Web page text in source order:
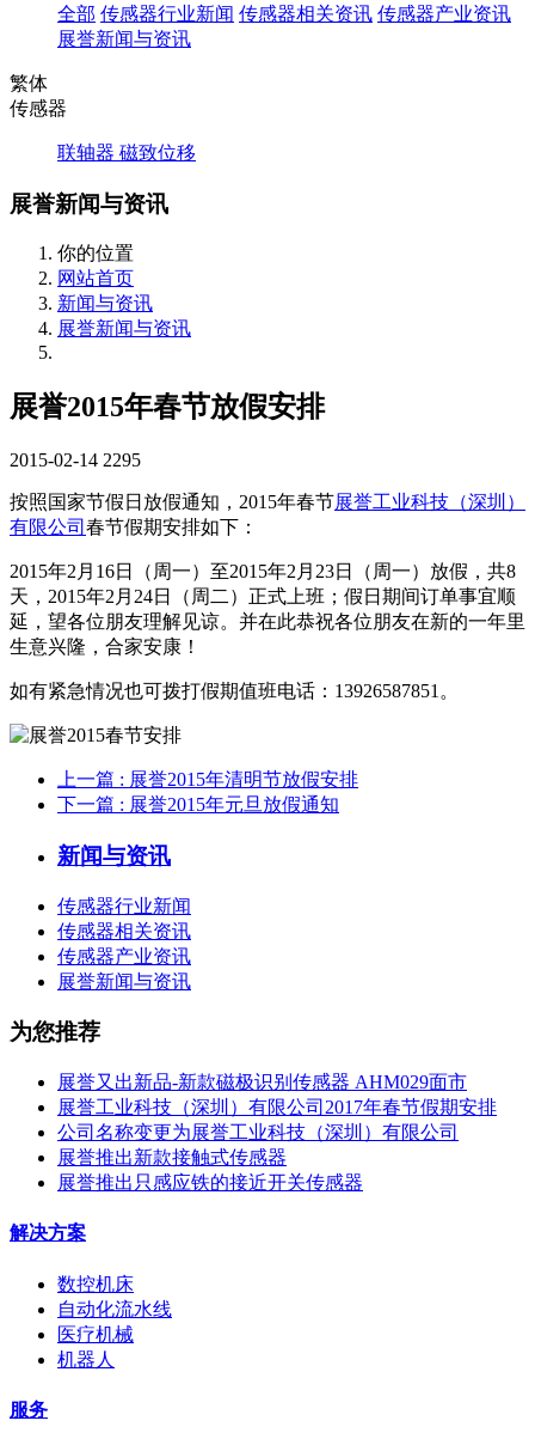
全部 传感器行业新闻 传感器相关资讯 传感器产业资讯
展誉新闻与资讯
繁体
传感器
联轴器 磁致位移
展誉新闻与资讯
你的位置
网站首页
新闻与资讯
展誉新闻与资讯
展誉2015年春节放假安排
2015-02-14 2295
按照国家节假日放假通知，2015年春节展誉工业科技（深圳）
有限公司 春节假期安排如下：
2015年2月16日（周一）至2015年2月23日（周一）放假，共8
天，2015年2月24日（周二）正式上班；假日期间订单事宜顺
延，望各位朋友理解见谅。并在此恭祝各位朋友在新的一年里
生意兴隆，合家安康！
如有紧急情况也可拨打假期值班电话：13926587851。
上一篇 : 展誉2015年清明节放假安排
下一篇 : 展誉2015年元旦放假通知
新闻与资讯
传感器行业新闻
传感器相关资讯
传感器产业资讯
展誉新闻与资讯
为您推荐
展誉又出新品-新款磁极识别传感器 AHM029面市
展誉工业科技（深圳）有限公司2017年春节假期安排
公司名称变更为展誉工业科技（深圳）有限公司
展誉推出新款接触式传感器
展誉推出只感应铁的接近开关传感器
解决方案
数控机床
自动化流水线
医疗机械
机器人
服务